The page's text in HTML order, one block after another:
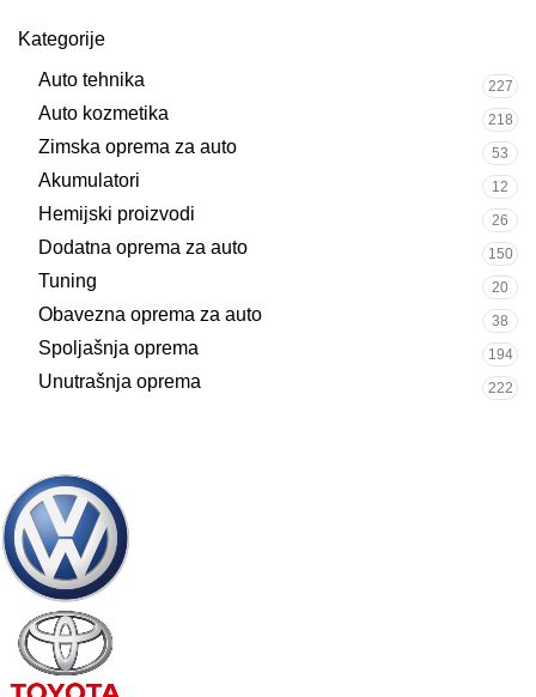
Kategorije
Auto tehnika
227
Auto kozmetika 218
Zimska oprema za auto 53
Akumulatori 12
Hemijski proizvodi 26
Dodatna oprema za auto 150
Tuning 20
Obavezna oprema za auto 38
Spoljašnja oprema 194
Unutrašnja oprema 222